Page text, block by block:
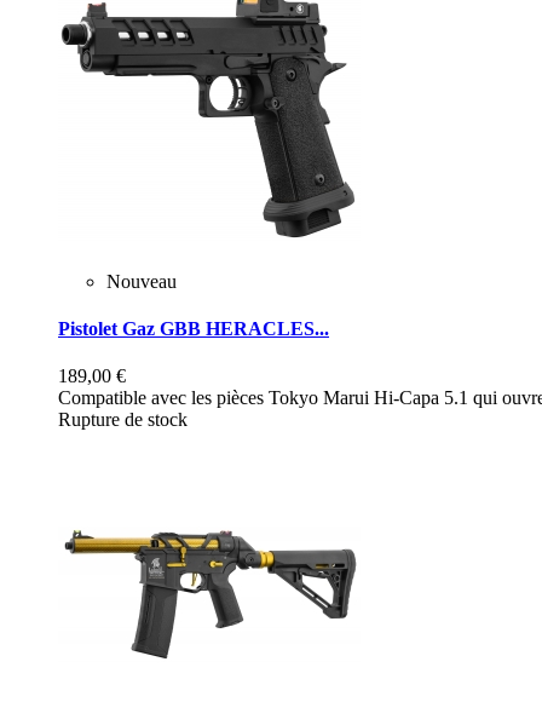
Nouveau
Pistolet Gaz GBB HERACLES...
189,00 €
Compatible avec les pièces Tokyo Marui Hi-Capa 5.1 qui
Rupture de stock